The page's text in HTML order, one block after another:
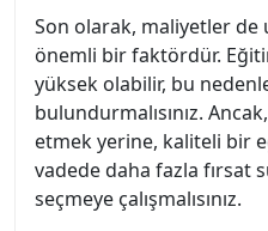
Son olarak, maliyetler
önemli bir faktördür.
yüksek olabilir, bu
bulundurmalısınız.
etmek yerine, kaliteli bir
vadede daha fazla fırsat
seçmeye çalışmalısınız.